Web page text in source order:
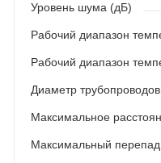
Уровень шума (дБ)
Диаметр трубопроводов